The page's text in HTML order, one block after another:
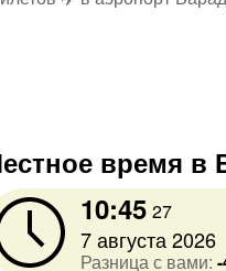
время в
10:45 27
7 августа 2026
Разница с вами: